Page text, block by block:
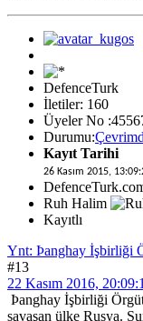
DefenceTurk
İletiler: 160
Üyeler No
Durumu:
Kayıt Tarihi
26 Kasım 2015,
Ruh Halim
Kayıtlı
Ynt: Þanghay İşbirliği
#13
22 Kasım 2016,
Þanghay İşbirliği
savaşan ülke Rusya.